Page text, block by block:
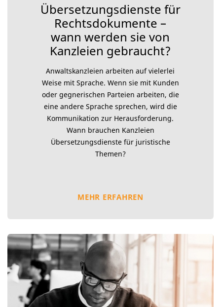
Übersetzungsdienste für
Rechtsdokumente –
wann werden sie von
Kanzleien gebraucht?
Anwaltskanzleien arbeiten auf vielerlei
Weise mit Sprache. Wenn sie mit Kunden
oder gegnerischen Parteien arbeiten, die
eine andere Sprache sprechen, wird die
Kommunikation zur Herausforderung.
Wann brauchen Kanzleien
Übersetzungsdienste für juristische
Themen?
MEHR ERFAHREN